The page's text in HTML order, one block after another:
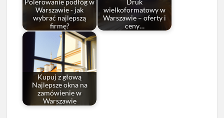
Polerowanie podłóg w
Warszawie - jak
wybrać najlepszą
firmę?
Druk
wielkoformatowy w
Warszawie – oferty i
ceny…
Kupuj z głową
Najlepsze okna na
zamówienie w
Warszawie